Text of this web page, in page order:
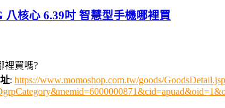
核心 6.39吋 智慧型手機哪裡買
裡買嗎?
: https://www.momoshop.com.tw/goods/